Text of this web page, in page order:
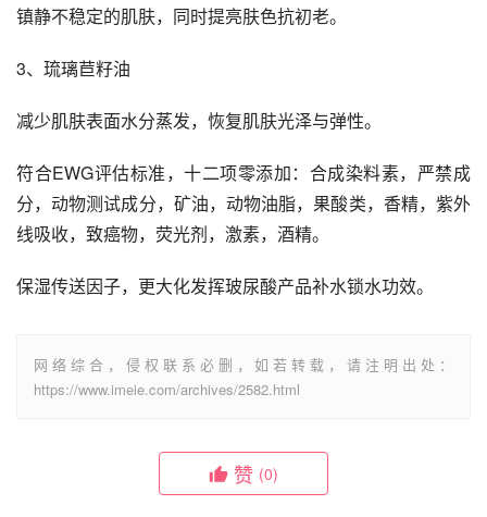
镇静不稳定的肌肤，同时提亮肤色抗初老。
3、琉璃苣籽油
减少肌肤表面水分蒸发，恢复肌肤光泽与弹性。
符合EWG评估标准，十二项零添加：合成染料素，严禁成
分，动物测试成分，矿油，动物油脂，果酸类，香精，紫外
线吸收，致癌物，荧光剂，激素，酒精。
保湿传送因子，更大化发挥玻尿酸产品补水锁水功效。
网络综合，侵权联系必删，如若转载，请注明出处：
https://www.imeie.com/archives/2582.html
赞 (0)